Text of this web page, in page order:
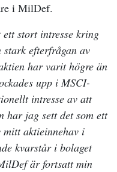
i MilDef.
stort intresse kring
efterfrågan av
har varit högre än
upp i MSCI-
intresse av att
har jag sett det som ett
aktieinnehav i
kvarstår i bolaget
är fortsatt min